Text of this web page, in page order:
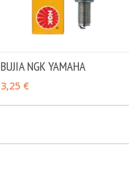
BUJIA NGK YAMAHA
3,25 €